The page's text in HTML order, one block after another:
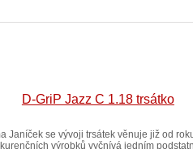
D-GriP Jazz C 1.18 trsátko
Janíček se vývoji trsátek věnuje již od
výrobků vyčnívá jedním